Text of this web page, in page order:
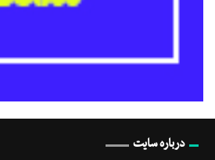
درباره سایت